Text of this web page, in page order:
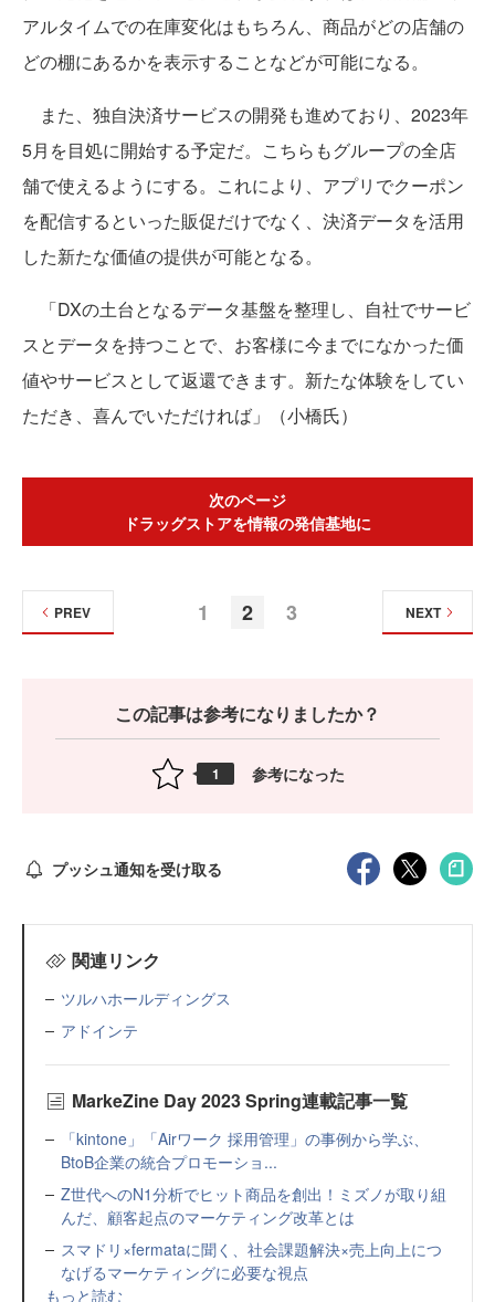
アルタイムでの在庫変化はもちろん、商品がどの店舗の
どの棚にあるかを表示することなどが可能になる。
また、独自決済サービスの開発も進めており、2023年
5月を目処に開始する予定だ。こちらもグループの全店
舗で使えるようにする。これにより、アプリでクーポン
を配信するといった販促だけでなく、決済データを活用
した新たな価値の提供が可能となる。
「DXの土台となるデータ基盤を整理し、自社でサービ
スとデータを持つことで、お客様に今までになかった価
値やサービスとして返還できます。新たな体験をしてい
ただき、喜んでいただければ」（小橋氏）
次のページ
ドラッグストアを情報の発信基地に
1 2 3
PREV NEXT
この記事は参考になりましたか？
1 参考になった
プッシュ通知を受け取る
関連リンク
ツルハホールディングス
アドインテ
MarkeZine Day 2023 Spring連載記事一覧
「kintone」「Airワーク 採用管理」の事例から学ぶ、
BtoB企業の統合プロモーショ...
Z世代へのN1分析でヒット商品を創出！ミズノが取り組
んだ、顧客起点のマーケティング改革とは
スマドリ×fermataに聞く、社会課題解決×売上向上につ
なげるマーケティングに必要な視点
もっと読む